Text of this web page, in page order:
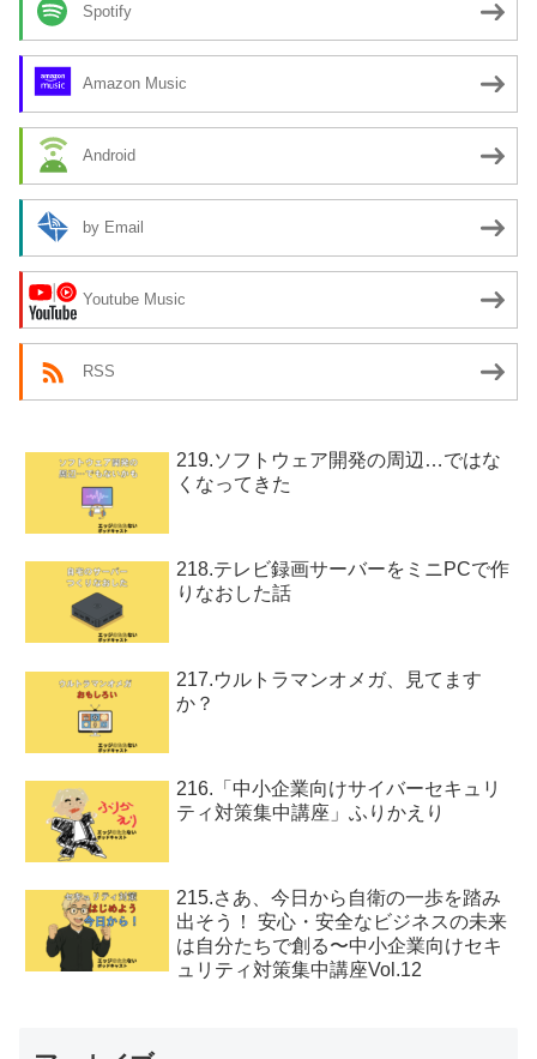
Spotify
Amazon Music
Android
by Email
Youtube Music
RSS
219.ソフトウェア開発の周辺…ではな
くなってきた
218.テレビ録画サーバーをミニPCで作
りなおした話
217.ウルトラマンオメガ、見てます
か？
216.「中小企業向けサイバーセキュリ
ティ対策集中講座」ふりかえり
215.さあ、今日から自衛の一歩を踏み
出そう！ 安心・安全なビジネスの未来
は自分たちで創る〜中小企業向けセキ
ュリティ対策集中講座Vol.12